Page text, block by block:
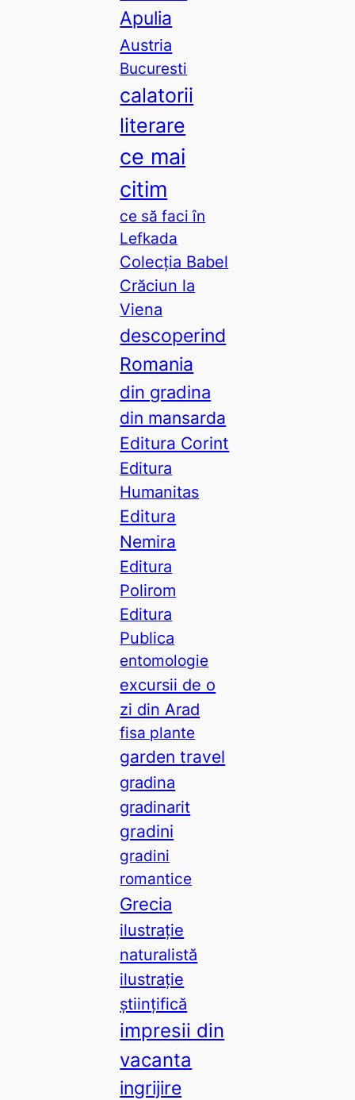
Apulia
Austria
Bucuresti
calatorii
literare
ce mai
citim
ce să faci în
Lefkada
Colecția Babel
Crăciun la
Viena
descoperind
Romania
din gradina
din mansarda
Editura Corint
Editura
Humanitas
Editura
Nemira
Editura
Polirom
Editura
Publica
entomologie
excursii de o
zi din Arad
fisa plante
garden travel
gradina
gradinarit
gradini
gradini
romantice
Grecia
ilustrație
naturalistă
ilustrație
științifică
impresii din
vacanta
ingrijire